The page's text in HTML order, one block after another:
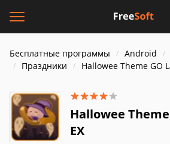
Бесплатные программы Android
Праздники
Hallowee Theme GO
Hallowee
EX